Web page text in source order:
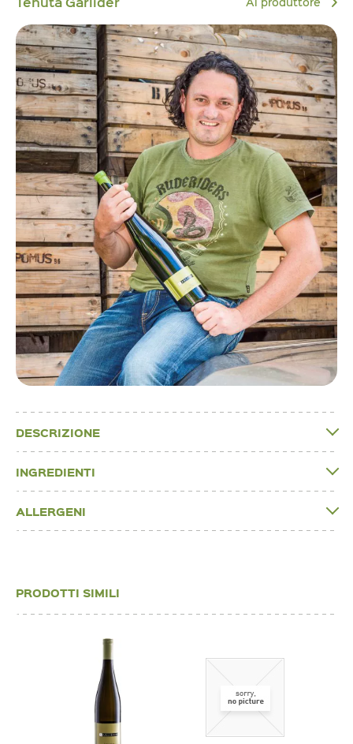
DESCRIZIONE
INGREDIENTI
ALLERGENI
PRODOTTI SIMILI